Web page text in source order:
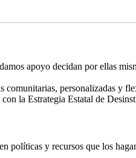
apoyo decidan por ellas
personalizadas y
la Estrategia Estatal de
políticas y recursos que los